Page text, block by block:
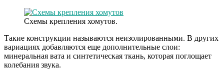
Схемы крепления хомутов.
Такие конструкции называются неизолированными. В других
вариациях добавляются еще дополнительные слои:
минеральная вата и синтетическая ткань, которая поглощает
колебания звука.